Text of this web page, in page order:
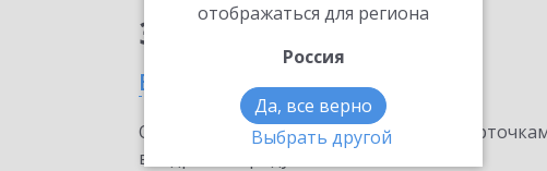
отображаться для региона
Россия
Да, все верно
Выбрать другой
Заказать 1С:Кредит
в Новом Уренгое
Ознакомьтесь с информационными
внедрение продукта.